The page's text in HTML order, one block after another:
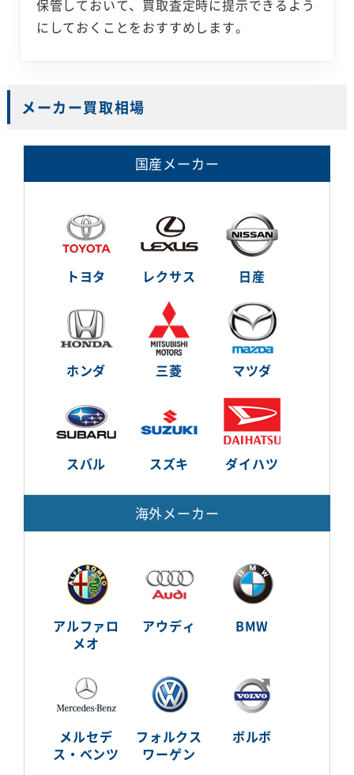
保管しておいて、買取査定時に提示できるよう
にしておくことをおすすめします。
メーカー買取相場
国産メーカー
トヨタ レクサス 日産
ホンダ 三菱 マツダ
スバル スズキ ダイハツ
海外メーカー
アルファロ
メオ
アウディ BMW
メルセデ
ス・ベンツ
フォルクス
ワーゲン
ボルボ